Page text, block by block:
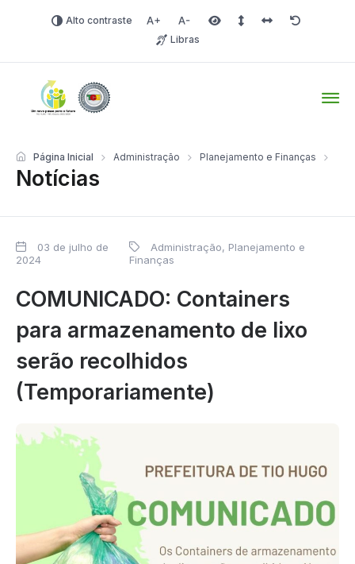
Alto contraste Aumentar fonte
Diminuir fonteÁrea selecionada
Espaçamento de linha
Espaço dos
Redefinir
Libras
Notícias
Página Inicial Administração Planejamento e Finanças
03 de julho de
2024
Administração, Planejamento e
Finanças
COMUNICADO: Containers
para armazenamento de lixo
serão recolhidos
(Temporariamente)